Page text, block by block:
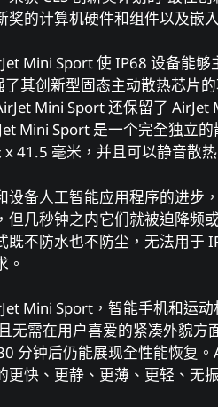
奖的计算机硬件和组件以及嵌
Mini Sport 使 IP68 设备能
其创新型固态主动散热芯⽚
Mini Sport 还保留了
Mini Sport 是⼀个完全独⽴
41.5 毫⽶，并且可以静⾳散
设备⼈⼯智能应⽤程序的进步
但⼏秒钟之内它们就被迫降频
既不防⽔也不防尘，⽆法⽤于
。
Mini Sport，智能⼿机和运
⽆需在⽤户喜爱的紧凑外貌⽅
分钟后仍能展现全性能恢复
更快、更静、更薄、更轻、⽆